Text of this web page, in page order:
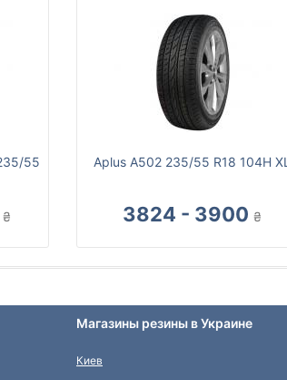
55
₴
Aplus A502 235/55 R18 104H XL
3824 - 3900 ₴
Магазины резины в Украине
Киев